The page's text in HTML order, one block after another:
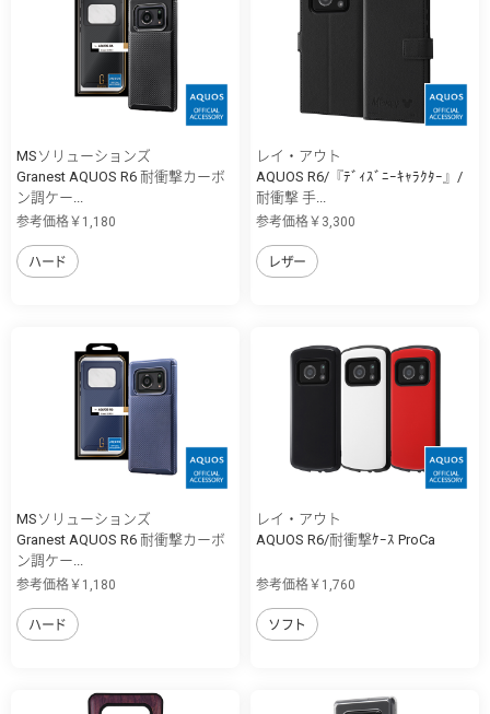
MSソリューションズ
Granest AQUOS R6 耐衝撃カーボ
ン調ケー...
参考価格￥1,180
ハード
レイ・アウト
AQUOS R6/『ﾃﾞｨｽﾞﾆｰｷｬﾗｸﾀｰ』/
耐衝撃 手...
参考価格￥3,300
レザー
MSソリューションズ
Granest AQUOS R6 耐衝撃カーボ
ン調ケー...
参考価格￥1,180
ハード
レイ・アウト
AQUOS R6/耐衝撃ｹｰｽ ProCa
参考価格￥1,760
ソフト